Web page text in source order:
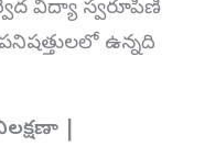
స్వరూపిణి
ఉన్నది
|